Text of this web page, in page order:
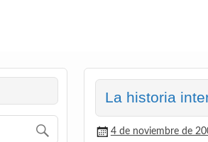
La historia
4 de noviembre de